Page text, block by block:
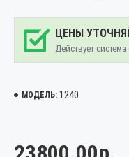
ЦЕНЫ
Действует
МОДЕЛЬ: 1240